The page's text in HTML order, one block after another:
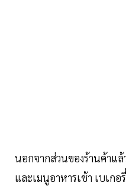
นอกจากส่วนของร้านค้าแล้
และเมนูอาหารเช้า เบเก